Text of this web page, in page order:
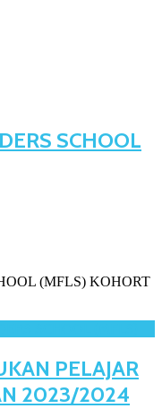
SCHOOL
(MFLS) KOHORT
PELAJAR
2023/2024